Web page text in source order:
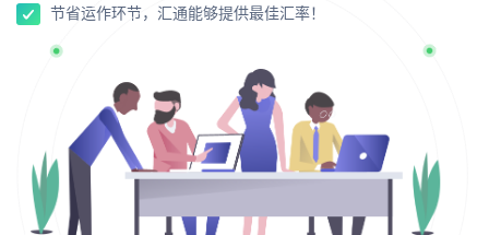
节省运作环节，汇通能够提供最佳汇率！